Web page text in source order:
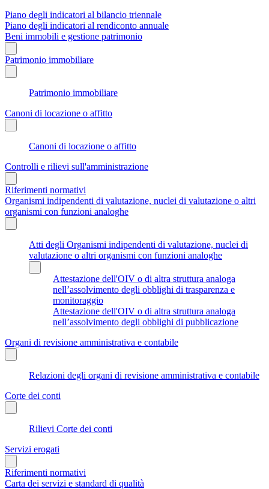
Piano degli indicatori al bilancio triennale
Piano degli indicatori al rendiconto annuale
Beni immobili e gestione patrimonio
Patrimonio immobiliare
Patrimonio immobiliare
Canoni di locazione o affitto
Canoni di locazione o affitto
Controlli e rilievi sull'amministrazione
Riferimenti normativi
Organismi indipendenti di valutazione, nuclei di valutazione o altri
organismi con funzioni analoghe
Atti degli Organismi indipendenti di valutazione, nuclei di
valutazione o altri organismi con funzioni analoghe
Attestazione dell'OIV o di altra struttura analoga
nell’assolvimento degli obblighi di trasparenza e
monitoraggio
Attestazione dell'OIV o di altra struttura analoga
nell’assolvimento degli obblighi di pubblicazione
Organi di revisione amministrativa e contabile
Relazioni degli organi di revisione amministrativa e contabile
Corte dei conti
Rilievi Corte dei conti
Servizi erogati
Riferimenti normativi
Carta dei servizi e standard di qualità